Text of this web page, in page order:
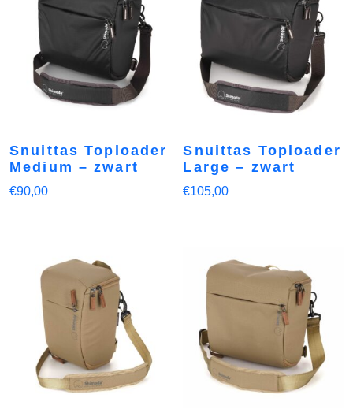
Snuittas Toploader
Medium – zwart
€90,00
Snuittas Toploader
Large – zwart
€105,00